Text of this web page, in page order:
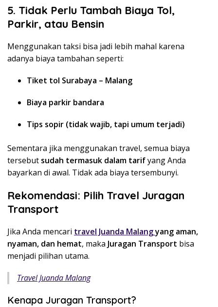
5. Tidak Perlu Tambah Biaya Tol,
Parkir, atau Bensin
Menggunakan taksi bisa jadi lebih mahal karena
adanya biaya tambahan seperti:
Tiket tol Surabaya – Malang
Biaya parkir bandara
Tips sopir (tidak wajib, tapi umum terjadi)
Sementara jika menggunakan travel, semua biaya
tersebut sudah termasuk dalam tarifyang Anda
bayarkan di awal. Tidak ada biaya tersembunyi.
Rekomendasi: Pilih Travel Juragan
Transport
Jika Anda mencari travel Juanda Malangyang aman,
nyaman, dan hemat, maka Juragan Transport bisa
menjadi pilihan utama.
Travel Juanda Malang
Kenapa Juragan Transport?